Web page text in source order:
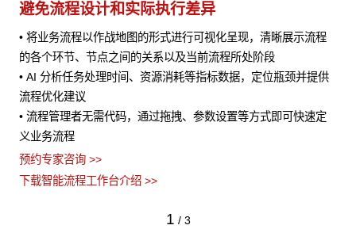
避免流程设计和实际执行差异
• 将业务流程以作战地图的形式进行可视化呈现，清晰展示流程
的各个环节、节点之间的关系以及当前流程所处阶段
• AI 分析任务处理时间、资源消耗等指标数据，定位瓶颈并提供
流程优化建议
• 流程管理者无需代码，通过拖拽、参数设置等方式即可快速定
义业务流程
预约专家咨询 >>
下载智能流程工作台介绍 >>
1 / 3